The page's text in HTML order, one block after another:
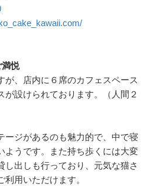
悦
が、店内に６席のカフェスペース
が設けられております。（人間２
ージがあるのも魅力的で、中で寝
ようです。また持ち歩くには大変
し出しも行っており、元気な猫さ
用いただけます。